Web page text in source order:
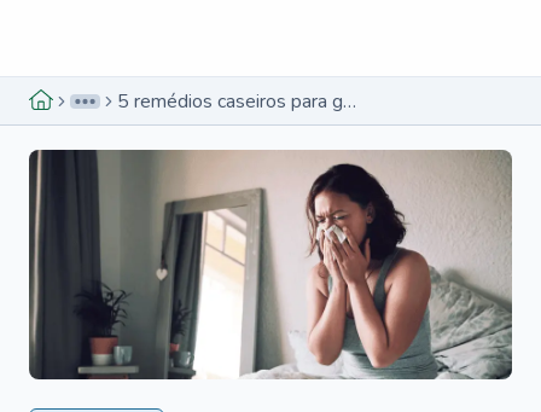
5 remédios caseiros para gripe e resfriado